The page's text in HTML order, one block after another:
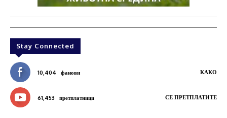
Stay Connected
10,404 фанови КАКО
61,453 претплатници СЕ ПРЕТПЛАТИТЕ